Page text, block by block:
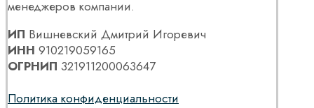
менеджеров компании.
ИП Вишневский Дмитрий Игоревич
ИНН 910219059165
ОГРНИП 321911200063647
Политика конфиденциальности